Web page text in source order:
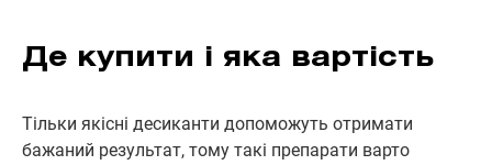
Де купити і яка вартість
Тільки якісні десиканти допоможуть отримати
бажаний результат, тому такі препарати варто